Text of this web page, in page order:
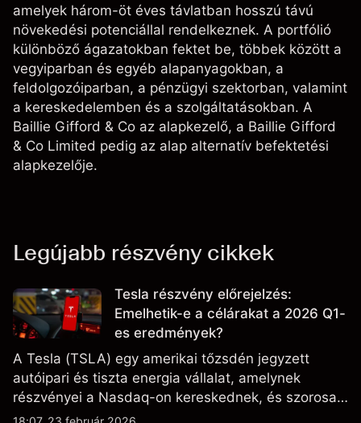
amelyek három-öt éves távlatban hosszú távú
növekedési potenciállal rendelkeznek. A portfólió
különböző ágazatokban fektet be, többek között a
vegyiparban és egyéb alapanyagokban, a
feldolgozóiparban, a pénzügyi szektorban, valamint
a kereskedelemben és a szolgáltatásokban. A
Baillie Gifford & Co az alapkezelő, a Baillie Gifford
& Co Limited pedig az alap alternatív befektetési
alapkezelője.
Legújabb részvény cikkek
Tesla részvény előrejelzés:
Emelhetik-e a célárakat a 2026 Q1-
es eredmények?
A Tesla (TSLA) egy amerikai tőzsdén jegyzett
autóipari és tiszta energia vállalat, amelynek
részvényei a Nasdaq-on kereskednek, és szorosan
figyelik az eredményteljesítményt, a szállítási